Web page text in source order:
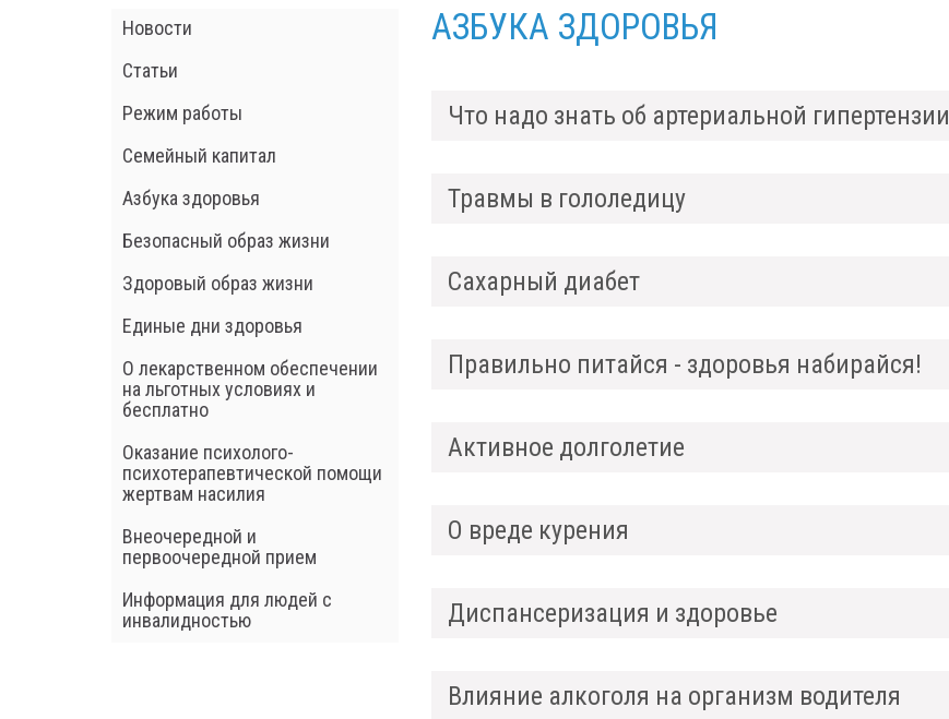
АЗБУКА ЗДОРОВЬЯ
Что надо знать об артериальной гипертензии
Травмы в гололедицу
Сахарный диабет
Правильно питайся - здоровья набирайся!
Активное долголетие
О вреде курения
Диспансеризация и здоровье
Влияние алкоголя на организм водителя
Новости
Статьи
Режим работы
Семейный капитал
Азбука здоровья
Безопасный образ жизни
Здоровый образ жизни
Единые дни здоровья
О лекарственном обеспечении
на льготных условиях и
бесплатно
Оказание психолого-
психотерапевтической помощи
жертвам насилия
Внеочередной и
первоочередной прием
Информация для людей с
инвалидностью